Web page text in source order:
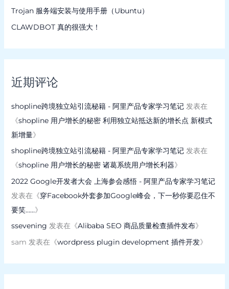
Trojan 服务端安装与使用手册（Ubuntu）
CLAWDBOT 真的很强大！
近期评论
shopline跨境独立站引流秘籍 - 阿里产品专家学习笔记发表在
《shopline 用户增长的秘密 利用独立站抵达新的增长点 新模式
新增量》
shopline跨境独立站引流秘籍 - 阿里产品专家学习笔记发表在
《shopline 用户增长的秘密 诸葛系统用户增长利器》
2022 Google开发者大会 上海参会感悟 - 阿里产品专家学习笔记
发表在《穿Facebook外套参加Google峰会，下一秒你要忍住不
要笑……》
ssevening 发表在《Alibaba SEO 商品质量检查插件发布》
sam 发表在《wordpress plugin development 插件开发》